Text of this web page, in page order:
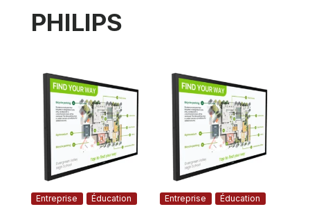
PHILIPS
Entreprise Éducation Entreprise Éducation